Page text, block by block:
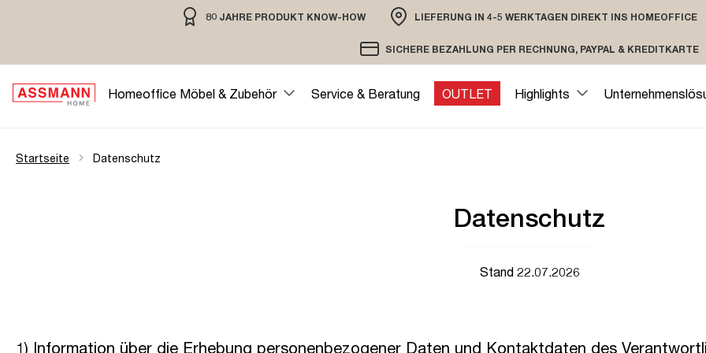
Zur Hauptnavigation springen80 JAHRE PRODUKT KNOW-HOW
80 JAHRE MÖBELBAU MIT TRADITION
LIEFERUNG IN 4-5 WERKTAGEN DIREKT INS HOMEOFFICE
VERSAND PER DHL ODER SPEDITION
SICHERE BEZAHLUNG PER RECHNUNG, PAYPAL & KREDITKARTE
VERSCHLÜSSELTE ÜBERTRAGUNG
Homeoffice Möbel & Zubehör Service & Beratung OUTLET Highlights
Startseite Datenschutz
Datenschutz
Stand 22.07.2026
1) Information über die Erhebung personenbezogener Daten und Kontaktdaten des